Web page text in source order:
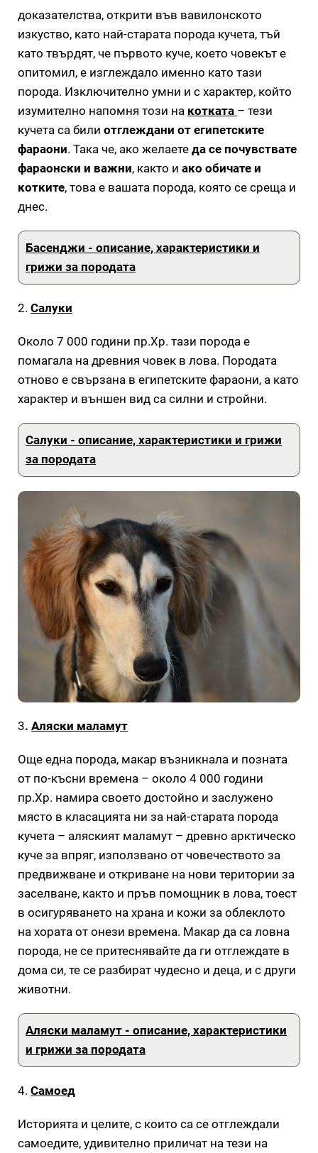
доказателства, открити във вавилонското
изкуство, като най-старата порода кучета, тъй
като твърдят, че първото куче, което човекът е
опитомил, е изглеждало именно като тази
порода. Изключително умни и с характер, който
изумително напомня този на котката – тези
кучета са били отглеждани от египетските
фараони. Така че, ако желаете да се почувствате
фараонски и важни, както и ако обичате и
котките, това е вашата порода, която се среща и
днес.
Басенджи - описание, характеристики и
грижи за породата
2. Салуки
Около 7 000 години пр.Хр. тази порода е
помагала на древния човек в лова. Породата
отново е свързана в египетските фараони, а като
характер и външен вид са силни и стройни.
Салуки - описание, характеристики и грижи
за породата
3. Аляски маламут
Още една порода, макар възникнала и позната
от по-късни времена – около 4 000 години
пр.Хр. намира своето достойно и заслужено
място в класацията ни за най-старата порода
кучета – аляският маламут – древно арктическо
куче за впряг, използвано от човечеството за
предвижване и откриване на нови територии за
заселване, както и пръв помощник в лова, тоест
в осигуряването на храна и кожи за облеклото
на хората от онези времена. Макар да са ловна
порода, не се притеснявайте да ги отглеждате в
дома си, те се разбират чудесно и деца, и с други
животни.
Аляски маламут - описание, характеристики
и грижи за породата
4. Самоед
Историята и целите, с които са се отглеждали
самоедите, удивително приличат на тези на